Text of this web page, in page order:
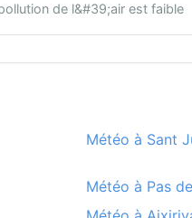
de l&#39;air est faible
Météo à Sant
Météo à Pas